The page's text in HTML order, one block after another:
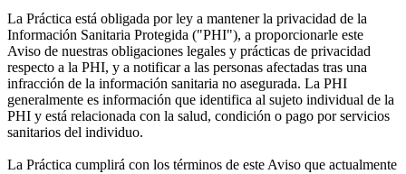
La Práctica está obligada por ley a mantener la privacidad de la
Información Sanitaria Protegida ("PHI"), a proporcionarle este
Aviso de nuestras obligaciones legales y prácticas de privacidad
respecto a la PHI, y a notificar a las personas afectadas tras una
infracción de la información sanitaria no asegurada. La PHI
generalmente es información que identifica al sujeto individual de la
PHI y está relacionada con la salud, condición o pago por servicios
sanitarios del individuo.
La Práctica cumplirá con los términos de este Aviso que actualmente